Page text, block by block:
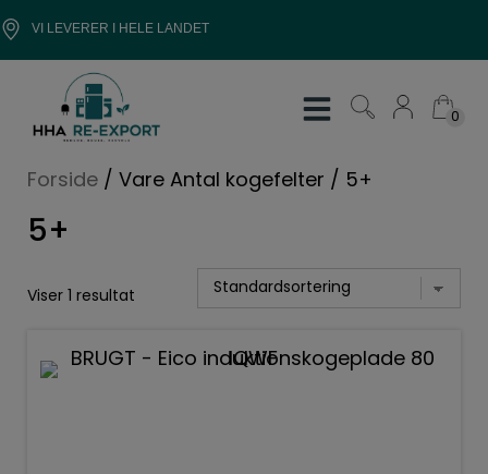
Hop
til
indholdet
VI LEVERER I HELE LANDET
0
0
Forside / Vare Antal kogefelter / 5+
5+
Viser 1 resultat